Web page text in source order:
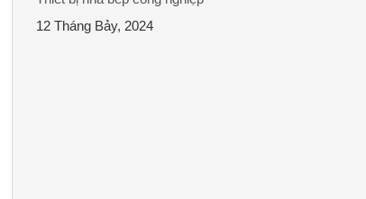
12 Tháng Bảy, 2024